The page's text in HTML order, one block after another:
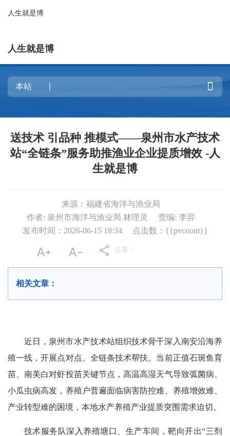
人生就是博
人生就是博

送技术 引品种 推模式——泉州市水产技术
站“全链条”服务助推渔业企业提质增效 -人
生就是博
来源：福建省海洋与渔业局
作者: 泉州市海洋与渔业局 林理灵
责编: 李羿
发布时间：2026-06-15 18:34
点击数：{{pvcount}}
分享：
相关文章：
近日，泉州市水产技术站组织技术骨干深入南安沿海养
殖一线，开展点对点、全链条技术帮扶。当前正值石斑鱼育
苗、南美白对虾投苗关键节点，高温高湿天气导致弧菌病、
小瓜虫病高发，养殖户普遍面临病害防控难、养殖增效难、
产业转型难的困境，本地水产养殖产业提质突围需求迫切。
技术服务队深入养殖塘口、生产车间，靶向开出“三剂